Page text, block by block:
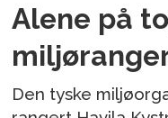
Alene på
Den tyske